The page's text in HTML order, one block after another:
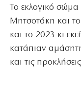
Το εκλογικό σώμα
Μητσοτάκη και
και το 2023 κι
κατάπιαν
και τις